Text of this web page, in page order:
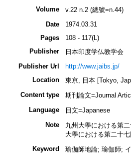
Volume
v.22 n.2 (總號=n.44)
Date
1974.03.31
Pages
108 - 117(L)
Publisher
日本印度学仏教学会
Publisher Url
http://www.jaibs.jp/
Location
東京, 日本 [Tokyo,
Content type
期刊論文=Journal
Language
日文=Japanese
Note
九州大學における第
大學における第二十
Keyword
瑜伽師地論; 瑜伽師;